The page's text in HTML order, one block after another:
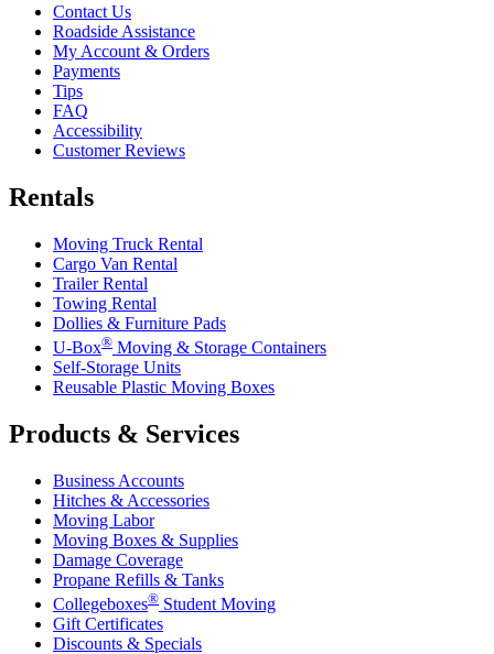
Contact Us
Roadside Assistance
My Account & Orders
Payments
Tips
FAQ
Accessibility
Customer Reviews
Rentals
Moving Truck Rental
Cargo Van Rental
Trailer Rental
Towing Rental
Dollies & Furniture Pads
U-Box® Moving & Storage Containers
Self-Storage Units
Reusable Plastic Moving Boxes
Products & Services
Business Accounts
Hitches & Accessories
Moving Labor
Moving Boxes & Supplies
Damage Coverage
Propane Refills & Tanks
Collegeboxes® Student Moving
Gift Certificates
Discounts & Specials